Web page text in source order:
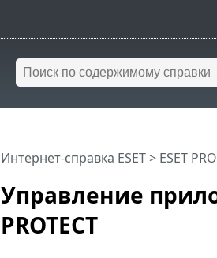
Управление
PROTECT
Интернет-справка ESET> ESET